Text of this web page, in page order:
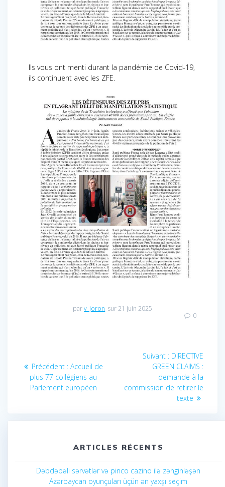
Ils vous ont menti durant la pandémie de Covid-19,
ils continuent avec les ZFE.
parv_joron sur 21 juin 2025
0
de
l’article
Précédent : Article
précédent
:
Accueil de
plus 77 collégiens au
Parlement européen
Suivant : Article
suivant
:
DIRECTIVE
GREEN CLAIMS :
demande à la
commission de retirer le
texte
ARTICLES RÉCENTS
Dəbdəbəli sərvətlər və pinco cazino ilə zənginləşən
Azərbaycan oyunçuları üçün ən yaxşı seçim